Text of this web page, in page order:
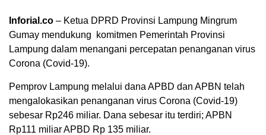
Inforial.co – Ketua DPRD Provinsi Lampung Mingrum
Gumay mendukung komitmen Pemerintah Provinsi
Lampung dalam menangani percepatan penanganan virus
Corona (Covid-19).
Pemprov Lampung melalui dana APBD dan APBN telah
mengalokasikan penanganan virus Corona (Covid-19)
sebesar Rp246 miliar. Dana sebesar itu terdiri; APBN
Rp111 miliar APBD Rp 135 miliar.